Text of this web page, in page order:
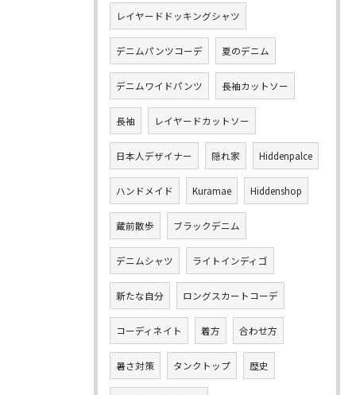
レイヤードドッキングシャツ
デニムパンツコーデ 夏のデニム
デニムワイドパンツ 長袖カットソー
長袖 レイヤードカットソー
日本人デザイナー 隠れ家 Hiddenpalce
ハンドメイド Kuramae Hiddenshop
蔵前散歩 ブラックデニム
デニムシャツ ライトインディゴ
新たな自分 ロングスカートコーデ
コーディネイト 着方 合わせ方
暑さ対策 タンクトップ 歴史